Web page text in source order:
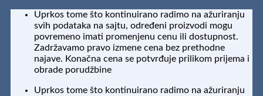
Preskoči
sadržaj
Uprkos tome što kontinuirano radimo na ažuriranju
svih podataka na sajtu, određeni proizvodi mogu
povremeno imati promenjenu cenu ili dostupnost.
Zadržavamo pravo izmene cena bez prethodne
najave. Konačna cena se potvrđuje prilikom prijema i
obrade porudžbine
Uprkos tome što kontinuirano radimo na ažuriranju